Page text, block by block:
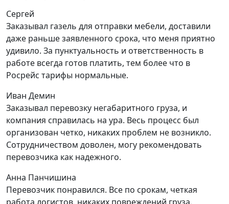
Сергей
Заказывал газель для отправки мебели, доставили
даже раньше заявленного срока, что меня приятно
удивило. За пунктуальность и ответственность в
работе всегда готов платить, тем более что в
Росрейс тарифы нормальные.
Иван Демин
Заказывал перевозку негабаритного груза, и
компания справилась на ура. Весь процесс был
организован четко, никаких проблем не возникло.
Сотрудничеством доволен, могу рекомендовать
перевозчика как надежного.
Анна Панчишина
Перевозчик понравился. Все по срокам, четкая